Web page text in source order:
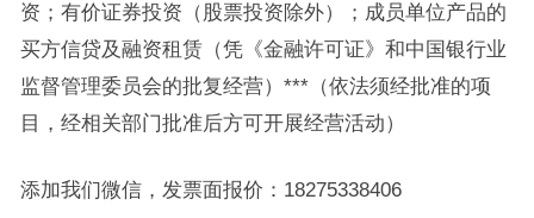
资；有价证券投资（股票投资除外）；成员单位产品的
买方信贷及融资租赁（凭《金融许可证》和中国银行业
监督管理委员会的批复经营）***（依法须经批准的项
目，经相关部门批准后方可开展经营活动）
添加我们微信，发票面报价：18275338406